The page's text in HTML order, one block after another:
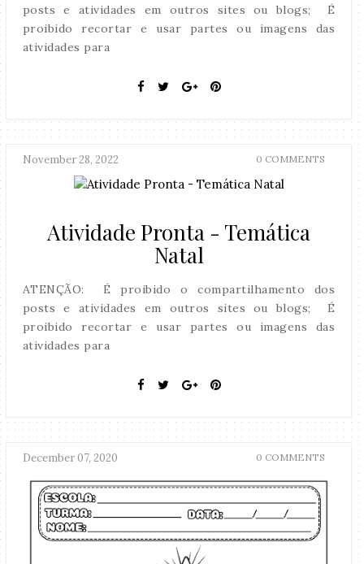
posts e atividades em outros sites ou blogs; É
proibido recortar e usar partes ou imagens das
atividades para
November 28, 2022 0 COMMENTS
Atividade Pronta - Temática
Natal
ATENÇÃO: É proibido o compartilhamento dos
posts e atividades em outros sites ou blogs; É
proibido recortar e usar partes ou imagens das
atividades para
December 07, 2020 0 COMMENTS